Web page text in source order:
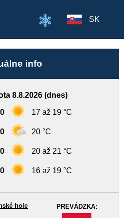
SK
info
8.8.2026 (dnes)
17 až 19 °C
20 °C
20 až 21 °C
16 až 19 °C
PREVÁDZKA:
hole